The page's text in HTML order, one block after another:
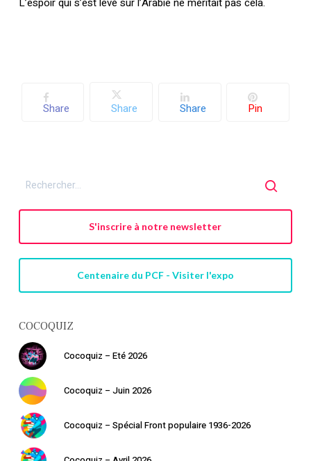
Share Share Share Pin
S'inscrire à notre newsletter
Centenaire du PCF - Visiter l'expo
COCOQUIZ
Cocoquiz – Eté 2026
Cocoquiz – Juin 2026
Cocoquiz – Spécial Front populaire 1936-2026